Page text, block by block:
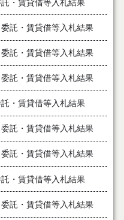
・賃貸借等入札結果
託・賃貸借等入札結果
託・賃貸借等入札結果
託・賃貸借等入札結果
・賃貸借等入札結果
託・賃貸借等入札結果
託・賃貸借等入札結果
・賃貸借等入札結果
託・賃貸借等入札結果